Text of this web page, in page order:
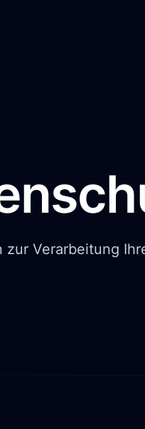
zur Verarbeitung